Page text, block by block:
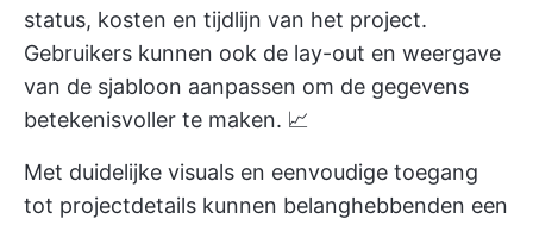
status, kosten en tijdlijn van het project.
Gebruikers kunnen ook de lay-out en weergave
van de sjabloon aanpassen om de gegevens
betekenisvoller te maken. 📈
Met duidelijke visuals en eenvoudige toegang
tot projectdetails kunnen belanghebbenden een